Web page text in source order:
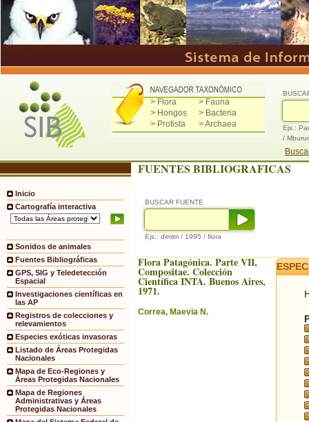
> Flora
> Fauna
> Hongos
> Bacteria
> Protista
> Archaea
Ejs.:
/
Inicio
Cartografía interactiva
Sonidos de animales
Fuentes Bibliográficas
GPS, SIG y Teledetección
Espacial
Investigaciones científicas en
las AP
Registros de colecciones y
relevamientos
Especies exóticas invasoras
Listado de Áreas Protegidas
Nacionales
Mapa de Eco-Regiones y
Áreas Protegidas Nacionales
Mapa de Regiones
Administrativas y Áreas
Protegidas Nacionales
FUENTES BIBLIOGRAFICAS
BUSCAR FUENTE
Ejs.: dimitri / 1995 / flora
Flora Patagónica. Parte VII,
Compositae. Colección
Científica INTA. Buenos Aires,
1971.
Correa, Maevia N.